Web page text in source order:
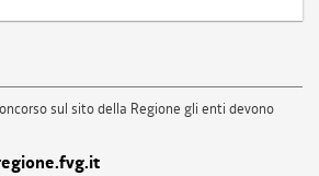
sul sito della Regione gli enti devono